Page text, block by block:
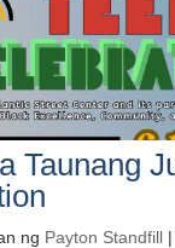
Taunang
ng Payton Standfill|